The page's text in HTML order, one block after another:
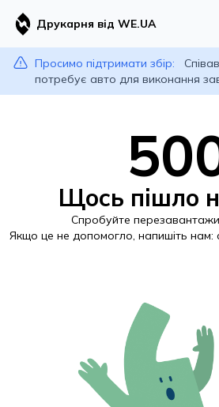
Друкарня від WE.UA
Просимо підтримати збір:
потребує авто для виконання
Щось пішло
Спробуйте
Якщо це не допомогло, напишіть нам: